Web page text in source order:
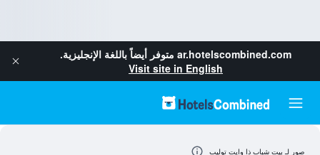
ar.hotelscombined.com متوفر أيضاً باللغة الإنجليزية.
Visit site in English
صور لـ بيت شباب ذا وايت توليب